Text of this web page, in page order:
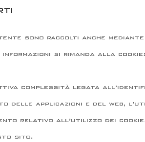
sono raccolti anche
informazioni si rimanda alla
complessità legata
delle applicazioni e del web,
relativo all’utilizzo dei
sito.